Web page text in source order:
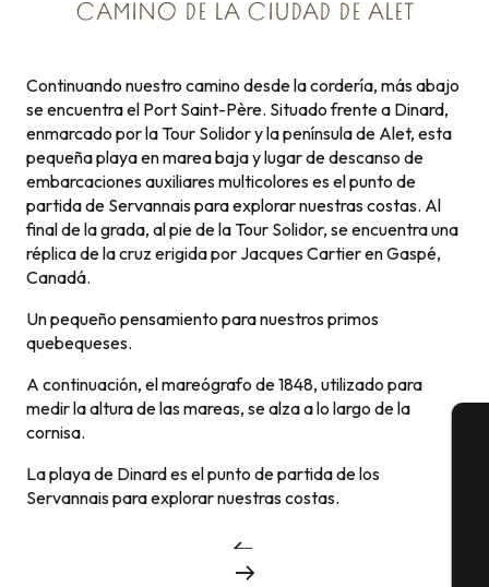
CAMINO DE LA CIUDAD DE ALET
Continuando nuestro camino desde la cordería, más abajo
se encuentra el Port Saint-Père. Situado frente a Dinard,
enmarcado por la Tour Solidor y la península de Alet, esta
pequeña playa en marea baja y lugar de descanso de
embarcaciones auxiliares multicolores es el punto de
partida de Servannais para explorar nuestras costas. Al
final de la grada, al pie de la Tour Solidor, se encuentra una
réplica de la cruz erigida por Jacques Cartier en Gaspé,
Canadá.
Un pequeño pensamiento para nuestros primos
quebequeses.
A continuación, el mareógrafo de 1848, utilizado para
medir la altura de las mareas, se alza a lo largo de la
cornisa.
La playa de Dinard es el punto de partida de los
Servannais para explorar nuestras costas.